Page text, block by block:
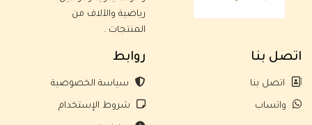
رياضية والآلاف من
المنتجات .
اتصل بنا
اتصل بنا
واتساب
روابط
سياسة الخصوصية
شروط الإستخدام